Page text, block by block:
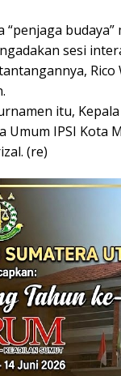
sesi
itu,
Umum IPSI Kota
(re)